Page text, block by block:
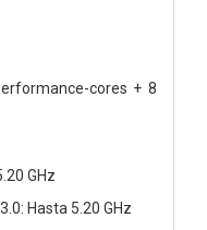
cores + 8
GHz
Hasta 5.20 GHz